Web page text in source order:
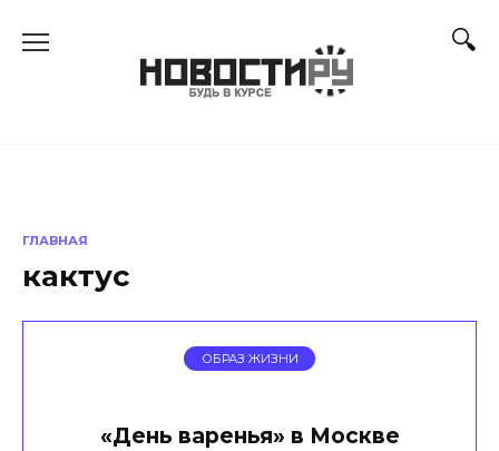
ГЛАВНАЯ
кактус
ОБРАЗ ЖИЗНИ
«День варенья» в Москве